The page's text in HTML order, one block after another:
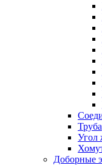
Труба
Угол
Доборные